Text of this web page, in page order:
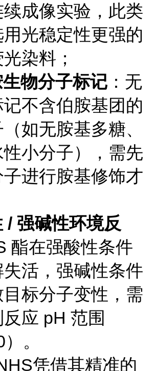
成像实验，此类
光稳定性更强的
染料；
物分子标记 ：无
不含伯胺基团的
如无胺基多糖、
小分子），需先
进行胺基修饰才
/强碱性环境反
酯在强酸性条件
活，强碱性条件
标分子变性，需
应 pH 范围
）。
凭借其精准的